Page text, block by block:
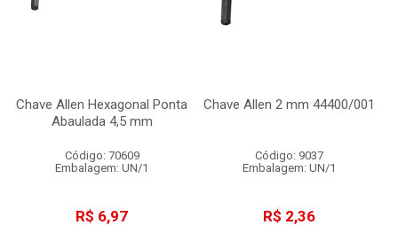
Chave Allen Hexagonal Ponta
Abaulada 4,5 mm
Código: 70609
Embalagem: UN/1
R$ 6,97
Chave Allen 2 mm 44400/001
Código: 9037
Embalagem: UN/1
R$ 2,36